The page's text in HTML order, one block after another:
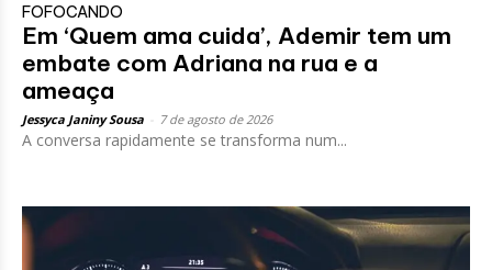
FOFOCANDO
Em ‘Quem ama cuida’, Ademir tem um
embate com Adriana na rua e a
ameaça
Jessyca Janiny Sousa 7 de agosto de 2026
A conversa rapidamente se transforma num...